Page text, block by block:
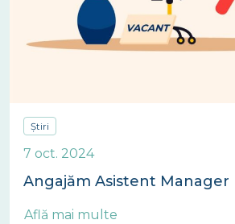
Știri
7 oct. 2024
Angajăm Asistent Manager
Află mai multe